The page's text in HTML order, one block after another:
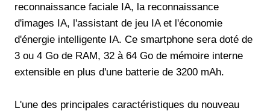
reconnaissance faciale IA, la reconnaissance
d'images IA, l'assistant de jeu IA et l'économie
d'énergie intelligente IA. Ce smartphone sera doté de
3 ou 4 Go de RAM, 32 à 64 Go de mémoire interne
extensible en plus d'une batterie de 3200 mAh.
L'une des principales caractéristiques du nouveau